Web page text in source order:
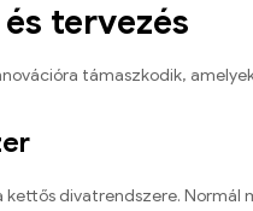
tervezés
támaszkodik,
divatrendszere.